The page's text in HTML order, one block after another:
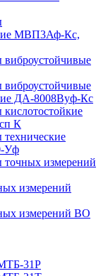
МВП3Аф-Кс,
ДА-8008Вуф-Кс
К
Уф
измерений
измерений
измерений ВО
31Р